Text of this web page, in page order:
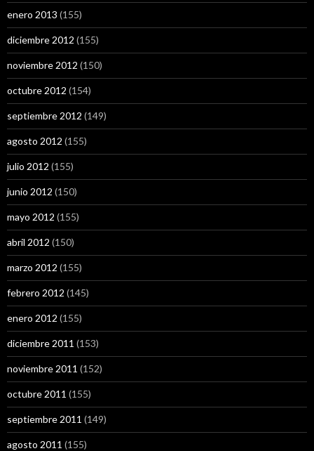
enero 2013 (155)
diciembre 2012 (155)
noviembre 2012 (150)
octubre 2012 (154)
septiembre 2012 (149)
agosto 2012 (155)
julio 2012 (155)
junio 2012 (150)
mayo 2012 (155)
abril 2012 (150)
marzo 2012 (155)
febrero 2012 (145)
enero 2012 (155)
diciembre 2011 (153)
noviembre 2011 (152)
octubre 2011 (155)
septiembre 2011 (149)
agosto 2011 (155)